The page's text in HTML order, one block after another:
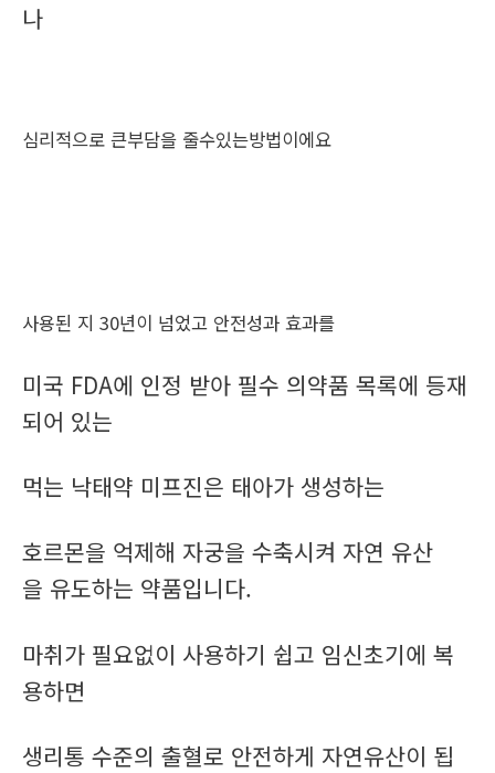
나
심리적으로 큰부담을 줄수있는방법이에요
사용된 지 30년이 넘었고 안전성과 효과를
미국 FDA에 인정 받아 필수 의약품 목록에 등재
되어 있는
먹는 낙태약 미프진은 태아가 생성하는
호르몬을 억제해 자궁을 수축시켜 자연 유산
을 유도하는 약품입니다.
마취가 필요없이 사용하기 쉽고 임신초기에 복
용하면
생리통 수준의 출혈로 안전하게 자연유산이 됩